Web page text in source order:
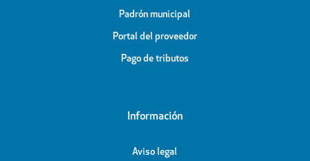
Padrón municipal
Portal del proveedor
Pago de tributos
Información
Aviso legal